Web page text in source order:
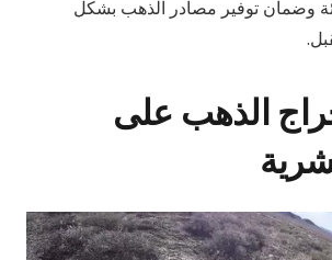
وضمان توفير مصادر الذهب بشكل
الذهب على